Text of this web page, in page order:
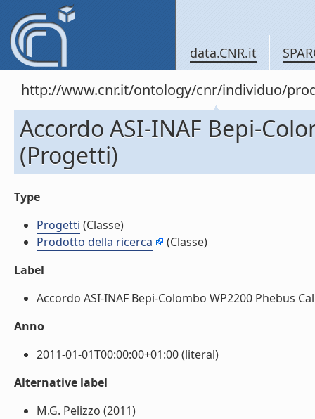
data.CNR.it
http://www.cnr.it/ontology/cnr/individuo/
Accordo ASI-INAF Bepi-
(Progetti)
Type
Progetti (Classe)
Prodotto della ricerca
(Classe)
Label
Accordo ASI-INAF Bepi-Colombo WP2200 Phebus
Anno
2011-01-01T00:00:00+01:00 (literal)
Alternative label
M.G. Pelizzo (2011)